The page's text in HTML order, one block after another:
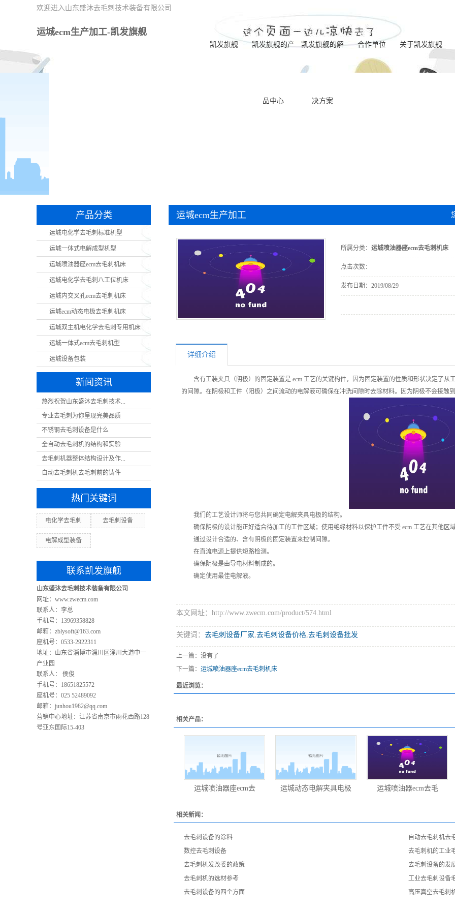
欢迎进入山东盛沐去毛刺技术装备有限公司
运城ecm生产加工-凯发旗舰
凯发旗舰 凯发旗舰的产
品中心
刺标准机型
运城一体式电解
床
毛刺机型
运城设备包装
凯发旗舰的解
决方案
合作单位 关于凯发旗舰
产品分类
运城电化学去毛刺标准机型
运城一体式电解成型机型
运城喷油器座ecm去毛刺机床
运城电化学去毛刺八工位机床
运城内交叉孔ecm去毛刺机床
运城ecm动态电极去毛刺机床
运城双主机电化学去毛刺专用机床
运城一体式ecm去毛刺机型
运城设备包装
新闻资讯
热烈祝贺山东盛沐去毛刺技术...
专业去毛刺为你呈现完美品质
不锈钢去毛刺设备是什么
全自动去毛刺机的结构和实验
去毛刺机器整体结构设计及作...
自动去毛刺机去毛刺前的铸件
热门关键词
电化学去毛刺 去毛刺设备
电解成型装备
联系凯发旗舰
山东盛沐去毛刺技术装备有限公司
网址：www.zwecm.com
联系人：李总
手机号：13969358828
邮箱： zblysoft@163.com
座机号：0533-2922311
地址：山东省淄博市淄川区淄川大道中一
产业园
联系人： 侯俊
手机号：18651825572
座机号：025 52489092
邮箱： junhou1982@qq.com
营销中心地址：江苏省南京市雨花西路128
号亚东国际15-403
运城ecm生产加工
所属分类： 运城喷油器座ecm去毛刺机床
点击次数：
发布日期： 2019/08/29
详细介绍
含有工装夹具（阴极）的固定装置是 ecm 工艺的关键构件，因为固定装置的性质和形状决定了
的间隙。在阴极和工件（阳极）之间流动的电解液可确保在冲洗间隙时去除材料。因为阴极不会接触
我们的工艺设计师将与您共同确定电解夹具电极的结构。
确保阴极的设计能正好适合待加工的工件区域；使用绝缘材料以保护工件不受 ecm 工艺在其他区
通过设计合适的、含有阴极的固定装置来控制间隙。
在直流电源上提供短路检测。
确保阴极是由导电材料制成的。
确定使用最佳电解液。
本文网址：http://www.zwecm.com/product/574.html
关键词： 去毛刺设备厂家,去毛刺设备价格,去毛刺设备批发
上一篇：没有了
下一篇： 运城喷油器座ecm去毛刺机床
最近浏览：
相关产品：
运城喷油器座ecm去 运城动态电解夹具电极 运城喷油器ecm去毛
相关新闻：
去毛刺设备的涂料
自动去毛刺机去
数控去毛刺设备
去毛刺机的工业
去毛刺机发改委的政策
去毛刺设备的发
去毛刺机的选材参考
工业去毛刺设备
去毛刺设备的四个方面
高压真空去毛刺